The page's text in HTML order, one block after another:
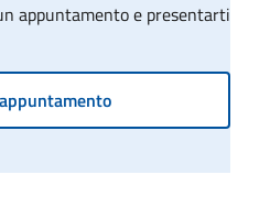
appuntamento e presentarti